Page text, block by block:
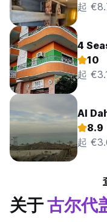
起
4
10
起
Al
8.9
起
关于古尔代